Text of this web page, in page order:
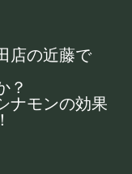
店の近藤で
？
ナモンの効果